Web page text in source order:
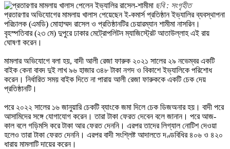
ছবি : সংগৃহীত
প্রতারণার অভিযোগের মামলায় খালাস পেয়েছেন ই-কমার্স প্রতিষ্ঠান ইভ্যালির ব্যবস্থাপনা
পরিচালক (এমডি) মোহাম্মদ রাসেল ও প্রতিষ্ঠানটির চেয়ারম্যান শামীমা নাসরিন।
বৃহস্পতিবার (২৩ মে) দুপুরে ঢাকার মেট্রোপলিটন ম্যাজিস্ট্রেট আতাউল্লাহ এই রায়
ঘোষণা করেন।
মামলার অভিযোগে বলা হয়, বাদী আলী রেজা ফারুক ২০২১ সালের ২৯ নভেম্বর একটি
বাইক কেনা বাবদ দুই লাখ ৯৬ হাজার ৩৪৮ টাকা নগদ ও বিকাশে ইভ্যালিকে পরিশোধ
করেন। নির্ধারিত সময় বাইক দিতে না পারায় আলী রেজা ফারুককে একটি চেক দেয়
প্রতিষ্ঠানটি।
পরে ২০২২ সালের ১৬ জানুয়ারি চেকটি ব্যাংকে জমা দিলে চেক ডিজঅনার হয়। বাদী পরে
আসামিদের সঙ্গে যোগাযোগ করেন। তারা টাকা ফেরত দেবেন বলে জানান। পরে আজ-
কাল বলে গড়িমসি করে টাকা আর ফেরত দেননি। এরপর তাদের লিগ্যাল নোটিশ দেওয়া
হলেও তারা টাকা ফেরত দেননি। এরপর বাদী সংশ্লিষ্ট আদালতে দণ্ডবিধির ৪০৬ ও ৪২০
ধারায় মামলাটি দায়ের করেন।